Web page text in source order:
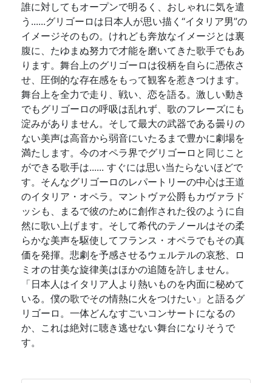
誰に対してもオープンで明るく、おしゃれに気を遣
う......グリゴーロは日本人が思い描く“イタリア男”の
イメージそのもの。けれども奔放なイメージとは裏
腹に、たゆまぬ努力で才能を磨いてきた歌手でもあ
ります。舞台上のグリゴーロは役柄を自らに憑依さ
せ、圧倒的な存在感をもって観客を惹きつけます。
舞台上を全力で走り、戦い、恋を語る。激しい動き
でもグリゴーロの呼吸は乱れず、歌のフレーズにも
淀みがありません。そして最大の武器である曇りの
ない美声は高音から弱音にいたるまで豊かに劇場を
満たします。今のオペラ界でグリゴーロと同じこと
ができる歌手は...... すぐには思い当たらないほどで
す。そんなグリゴーロのレパートリーの中心は王道
のイタリア・オペラ。マントヴァ公爵もカヴァラド
ッシも、まるで彼のために創作された役のように自
然に歌い上げます。そして希代のテノールはその柔
らかな美声を駆使してフランス・オペラでもその真
価を発揮。悲劇を予感させるウェルテルの哀愁、ロ
ミオの甘美な旋律美はほかの追随を許しません。
「日本人はイタリア人より熱いものを内面に秘めて
いる。僕の歌でその情熱に火をつけたい」と語るグ
リゴーロ。一体どんなすごいコンサートになるの
か、これは絶対に聴き逃せない舞台になりそうで
す。